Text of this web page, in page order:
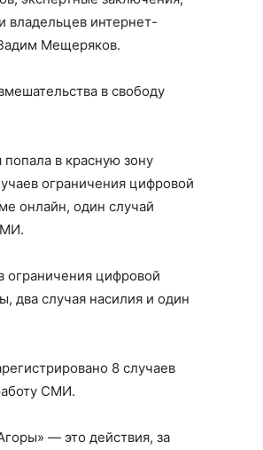
владельцев интернет-
Мещеряков.
в свободу
в красную зону
ограничения цифровой
онлайн, один случай
ограничения цифровой
два случая насилия и один
8 случаев
СМИ.
— это действия, за